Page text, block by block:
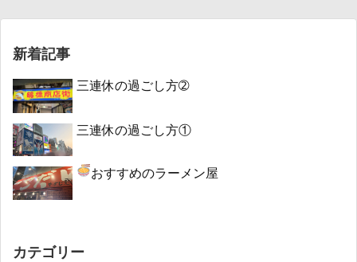
新着記事
三連休の過ごし方➁
三連休の過ごし方①
おすすめのラーメン屋
カテゴリー